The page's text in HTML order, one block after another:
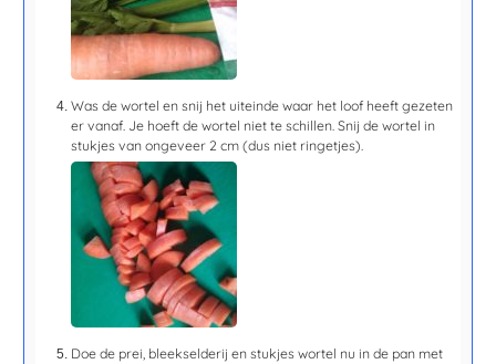
Was de wortel en snij het uiteinde waar het loof heeft gezeten
er vanaf. Je hoeft de wortel niet te schillen. Snij de wortel in
stukjes van ongeveer 2 cm (dus niet ringetjes).
Doe de prei, bleekselderij en stukjes wortel nu in de pan met